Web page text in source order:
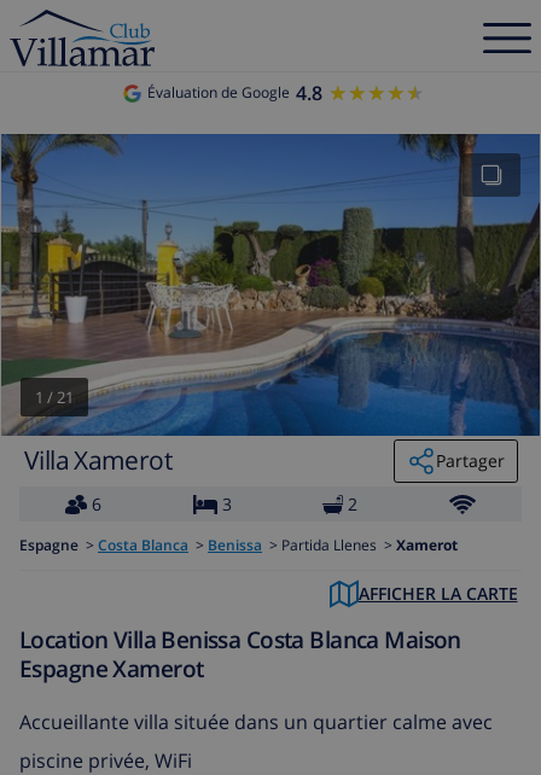
Évaluation de Google 4.8 ★★★★★
★★★★★
1 /21
Villa Xamerot
Partager
6
3 2
Espagne > Costa Blanca > Benissa > Partida Llenes > Xamerot
AFFICHER LA CARTE
Location Villa Benissa Costa Blanca Maison
Espagne Xamerot
Accueillante villa située dans un quartier calme avec
piscine privée, WiFi